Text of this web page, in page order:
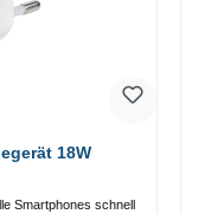
18W
Smartphones schnell